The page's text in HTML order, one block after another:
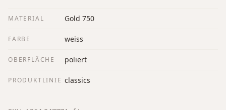
MATERIAL Gold 750
FARBE weiss
OBERFLÄCHE poliert
PRODUKTLINIE classics